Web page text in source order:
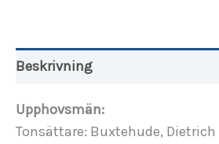
Beskrivning
Upphovsmän:
Tonsättare: Buxtehude, Dietrich